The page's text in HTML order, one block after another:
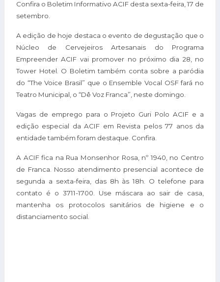
Confira o Boletim Informativo ACIF desta sexta-feira, 17 de
setembro.
A edição de hoje destaca o evento de degustação que o
Núcleo de Cervejeiros Artesanais do Programa
Empreender ACIF vai promover no próximo dia 28, no
Tower Hotel. O Boletim também conta sobre a paródia
do “The Voice Brasil” que o Ensemble Vocal OSF fará no
Teatro Municipal, o “Dê Voz Franca”, neste domingo.
Vagas de emprego para o Projeto Guri Polo ACIF e a
edição especial da ACIF em Revista pelos 77 anos da
entidade também foram destaque. Confira.
A ACIF fica na Rua Monsenhor Rosa, nº 1940, no Centro
de Franca. Nosso atendimento presencial acontece de
segunda a sexta-feira, das 8h às 18h. O telefone para
contato é o 3711-1700. Use máscara ao sair de casa,
mantenha os protocolos sanitários de higiene e o
distanciamento social.